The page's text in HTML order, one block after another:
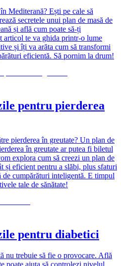
Mediterană? Ești pe cale să
secretele unui plan de masă de
și află cum poate să-ți
articol te va ghida printr-o lume
și îți va arăta cum să transformi
eficientă. Să pornim la drum!
pentru pierderea
pierderea în greutate? Un plan de
în greutate ar putea fi biletul
explora cum să creezi un plan de
și eficient pentru a slăbi, plus sfaturi
cumpărături inteligentă. E timpul
tale de sănătate!
pentru diabetici
nu trebuie să fie o provocare. Află
poate ajuta să controlezi nivelul